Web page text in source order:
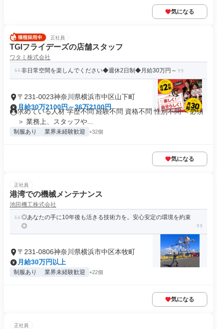
気になる
正社員
TGIフライデーズの店舗スタッフ
ワタミ株式会社
非日常空間を楽しんでください◆週休2日制◆月給30万円～
〒231-0023神奈川県横浜市中区山下町
月給30万2100円～36万2100円
求めている人材 学歴不問 経験不問 資格不問 性別不問 ＜必須
＞ 業務上、スタッフや...
制服あり 業界未経験歓迎 +32個
気になる
正社員
港湾での機械メンテナンス
池田機工株式会社
◎あなたの手に10年後も活きる技術力を。安心安定の環境を約束
◎
〒231-0806神奈川県横浜市中区本牧町
月給30万円以上
制服あり 業界未経験歓迎 +22個
気になる
正社員